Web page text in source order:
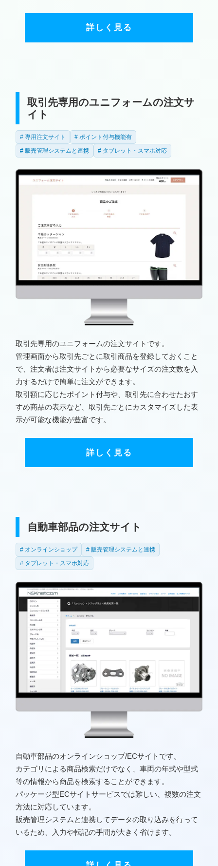
詳しく見る
取引先専用のユニフォームの注文サ
イト
専用注文サイト
ポイント付与機能有
販売管理システムと連携
タブレット・スマホ対応
取引先専用のユニフォームの注文サイトです。
管理画面から取引先ごとに取引商品を登録しておくこと
で、注文者は注文サイトから必要なサイズの注文数を入
力するだけで簡単に注文ができます。
取引額に応じたポイント付与や、取引先に合わせたおす
すめ商品の表示など、取引先ごとにカスタマイズした表
示が可能な機能が豊富です。
詳しく見る
自動車部品の注文サイト
オンラインショップ
販売管理システムと連携
タブレット・スマホ対応
自動車部品のオンラインショップ/ECサイトです。
カテゴリによる商品検索だけでなく、車両の年式や型式
等の情報から商品を検索することができます。
パッケージ型ECサイトサービスでは難しい、複数の注文
方法に対応しています。
販売管理システムと連携してデータの取り込みを行って
いるため、入力や転記の手間が大きく省けます。